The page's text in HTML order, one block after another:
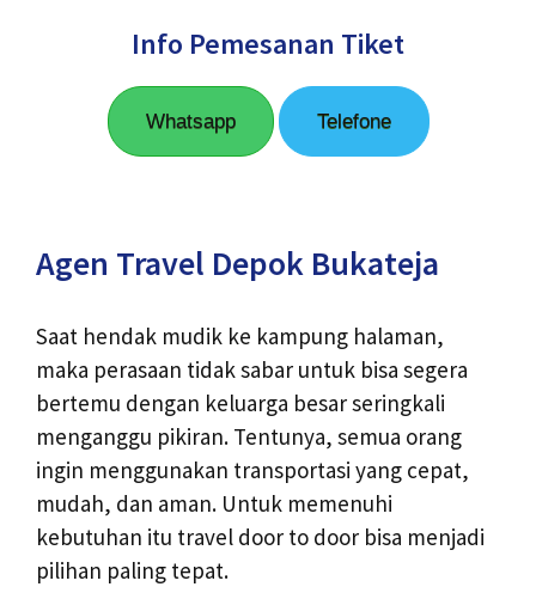
Info Pemesanan Tiket
Whatsapp Telefone
Agen Travel Depok Bukateja
Saat hendak mudik ke kampung halaman,
maka perasaan tidak sabar untuk bisa segera
bertemu dengan keluarga besar seringkali
menganggu pikiran. Tentunya, semua orang
ingin menggunakan transportasi yang cepat,
mudah, dan aman. Untuk memenuhi
kebutuhan itu travel door to door bisa menjadi
pilihan paling tepat.